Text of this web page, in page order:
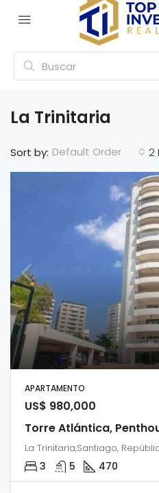
La Trinitaria
2
Sort by: Default Order
APARTAMENTO
US$ 980,000
Torre Atlántica,
La Trinitaria,Santiago,
3 5 470